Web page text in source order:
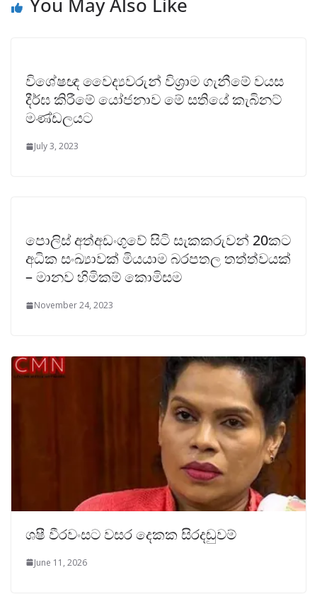
You May Also Like
විශේෂඥ වෛද්‍යවරුන් විශ්‍රාම ගැනීමේ වයස
දීර්ඝ කිරීමේ යෝජනාව මේ සතියේ කැබිනට්
මණ්ඩලයට
July 3, 2023
පොලිස් අත්අඩංගුවේ සිටි සැකකරුවන් 20කට
අධික සංඛ්‍යාවක් මියයාම බරපතල තත්ත්වයක්
– මානව හිමිකම් කොමිසම
November 24, 2023
ශෂී වීරවංසට වසර දෙකක සිරදඬුවම්
June 11, 2026